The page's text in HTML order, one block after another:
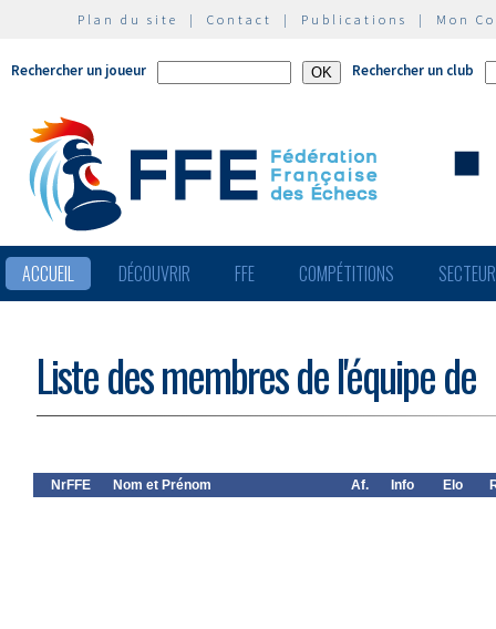
Plan du site | Contact | Publications | Mon
Rechercher un joueur Rechercher un club
ACCUEIL DÉCOUVRIR FFE COMPÉTITIONS
Liste des membres de l'équipe de
NrFFE Nom et Prénom Af. Info Elo